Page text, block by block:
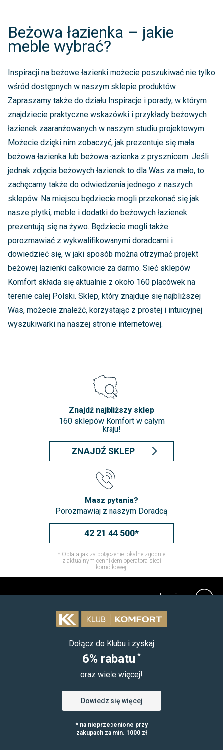
Beżowa łazienka – jakie
meble wybrać?
Inspiracji na beżowe łazienki możecie poszukiwać nie tylko
wśród dostępnych w naszym sklepie produktów.
Zapraszamy także do działu Inspiracje i porady, w którym
znajdziecie praktyczne wskazówki i przykłady beżowych
łazienek zaaranżowanych w naszym studiu projektowym.
Możecie dzięki nim zobaczyć, jak prezentuje się mała
beżowa łazienka lub beżowa łazienka z prysznicem. Jeśli
jednak zdjęcia beżowych łazienek to dla Was za mało, to
zachęcamy także do odwiedzenia jednego z naszych
sklepów. Na miejscu będziecie mogli przekonać się jak
nasze płytki, meble i dodatki do beżowych łazienek
prezentują się na żywo. Będziecie mogli także
porozmawiać z wykwalifikowanymi doradcami i
dowiedzieć się, w jaki sposób można otrzymać projekt
beżowej łazienki całkowicie za darmo. Sieć sklepów
Komfort składa się aktualnie z około 160 placówek na
terenie całej Polski. Sklep, który znajduje się najbliższej
Was, możecie znaleźć, korzystając z prostej i intuicyjnej
wyszukiwarki na naszej stronie internetowej.
Znajdź najbliższy sklep
160 sklepów Komfort w całym
kraju!
ZNAJDŹ SKLEP
Masz pytania?
Porozmawiaj z naszym Doradcą
42 21 44 500*
* Opłata jak za połączenie lokalne zgodnie
z aktualnym cennikiem operatora sieci
komórkowej.
do góry
Dołącz do Klubu i zyskaj
6% rabatu *
oraz wiele więcej!
Dowiedz się więcej
* na nieprzecenione przy
zakupach za min. 1000 zł